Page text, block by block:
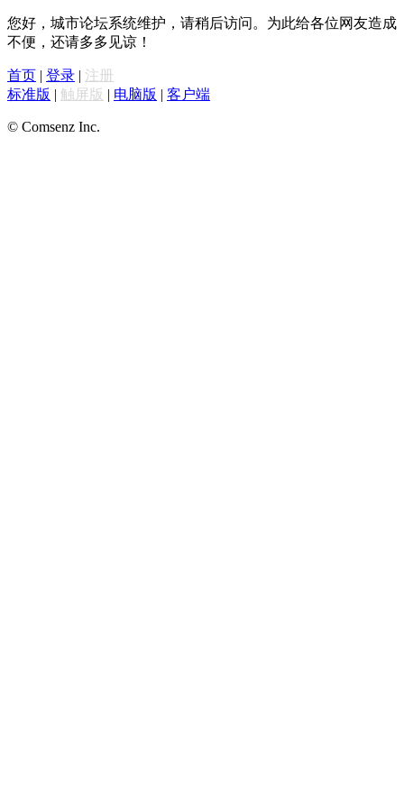
您好，城市论坛系统维护，请稍后访问。为此给各位网友造成
不便，还请多多见谅！
首页 | 登录 | 注册
标准版 | 触屏版 | 电脑版 | 客户端
© Comsenz Inc.